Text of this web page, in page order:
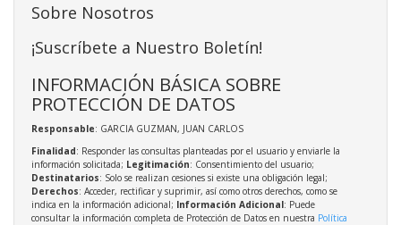
Sobre Nosotros
¡Suscríbete a Nuestro Boletín!
INFORMACIÓN BÁSICA SOBRE
PROTECCIÓN DE DATOS
Responsable: GARCIA GUZMAN, JUAN CARLOS
Finalidad: Responder las consultas planteadas por el usuario y enviarle la
información solicitada; Legitimación: Consentimiento del usuario;
Destinatarios: Solo se realizan cesiones si existe una obligación legal;
Derechos: Acceder, rectificar y suprimir, así como otros derechos, como se
indica en la información adicional; Información Adicional: Puede
consultar la información completa de Protección de Datos en nuestra Política